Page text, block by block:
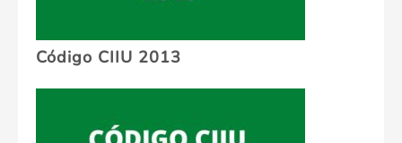
Código CIIU 2013